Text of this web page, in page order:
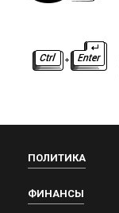
ПОЛИТИКА
ФИНАНСЫ